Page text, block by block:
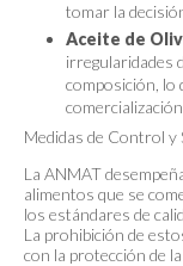
tomar la
Aceite de
irregularidades
composición, lo
Medidas de Control y
La ANMAT
alimentos que se
los estándares de
La prohibición de
con la protección de